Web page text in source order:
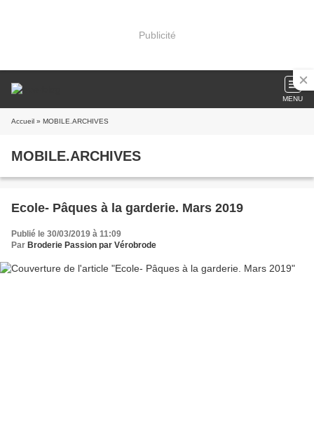
Publicité
MENU
Accueil » MOBILE.ARCHIVES
MOBILE.ARCHIVES
Ecole- Pâques à la garderie. Mars 2019
Publié le 30/03/2019 à 11:09
Par Broderie Passion par Vérobrode